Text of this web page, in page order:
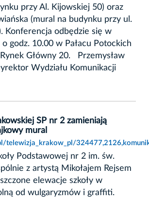
przy Al. Kijowskiej 50) oraz
(mural na budynku przy ul.
Konferencja odbędzie się w
godz. 10.00 w Pałacu Potockich
Główny 20. Przemysław
Wydziału Komunikacji
SP nr 2 zamieniają
mural
telewizja_krakow_pl/
Podstawowej nr 2 im. św.
z artystą Mikołajem Rejsem
elewacje szkoły w
od wulgaryzmów i graffiti.